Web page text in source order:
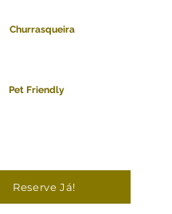
Churrasqueira
Pet Friendly
Reserve Já!